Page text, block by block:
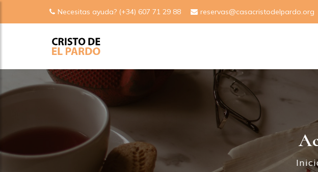
Necesitas ayuda? (+34) 607 71 29 88 reservas@casacristodelpardo.org